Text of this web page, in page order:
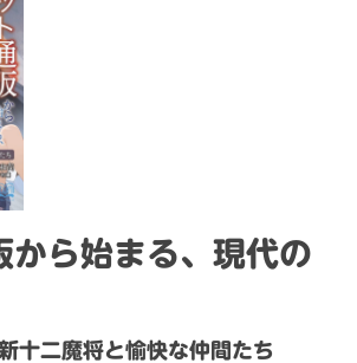
から始まる、現代の
十二魔将と愉快な仲間たち